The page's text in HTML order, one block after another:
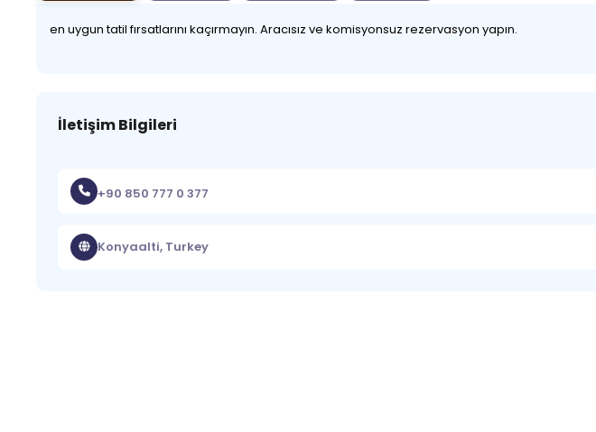
en uygun tatil fırsatlarını kaçırmayın. Aracısız ve komisyonsuz rezervasyon yapın.
İletişim Bilgileri
+90 850 777 0 377
Konyaalti, Turkey